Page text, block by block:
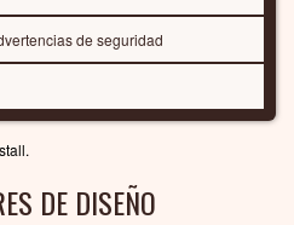
de seguridad
DE DISEÑO